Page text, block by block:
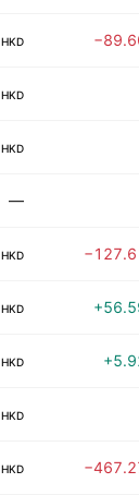
HKD
HKD
HKD
—
HKD
HKD
HKD
HKD
HKD